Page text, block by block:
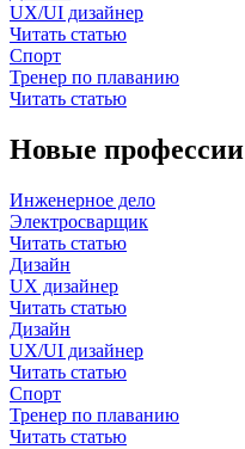
UX/UI дизайнер
Читать статью
Спорт
Тренер по плаванию
Читать статью
Новые профессии
Инженерное дело
Электросварщик
Читать статью
Дизайн
UX дизайнер
Читать статью
Дизайн
UX/UI дизайнер
Читать статью
Спорт
Тренер по плаванию
Читать статью